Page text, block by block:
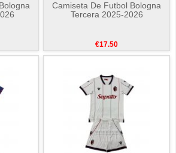
Camiseta De Futbol Bologna
Tercera 2025-2026
€17.50